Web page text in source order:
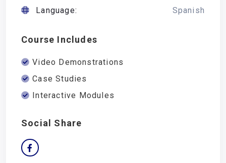
Language: Spanish
Course Includes
Video Demonstrations
Case Studies
Interactive Modules
Social Share